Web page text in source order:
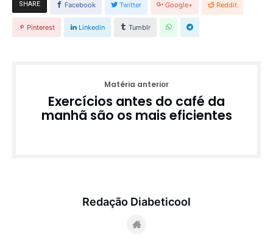
SHARE Facebook Twitter Google+ Reddit
Pinterest Linkedin Tumblr
Matéria anterior
Exercícios antes do café da
manhã são os mais eficientes
Redação Diabeticool